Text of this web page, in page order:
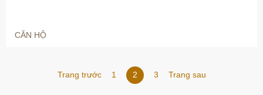
CĂN HỘ
Trang trước
Trang trước
1 2 3 Trang sau
Trang sau